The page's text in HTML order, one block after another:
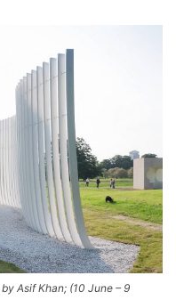
Asif Khan; (10 June – 9